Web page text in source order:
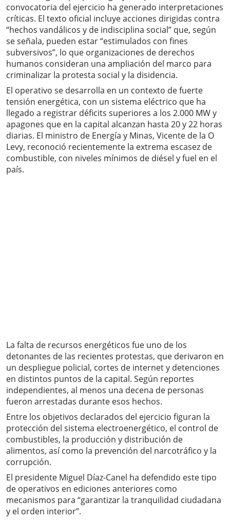
convocatoria del ejercicio ha generado interpretaciones
críticas. El texto oficial incluye acciones dirigidas contra
“hechos vandálicos y de indisciplina social” que, según
se señala, pueden estar “estimulados con fines
subversivos”, lo que organizaciones de derechos
humanos consideran una ampliación del marco para
criminalizar la protesta social y la disidencia.
El operativo se desarrolla en un contexto de fuerte
tensión energética, con un sistema eléctrico que ha
llegado a registrar déficits superiores a los 2.000 MW y
apagones que en la capital alcanzan hasta 20 y 22 horas
diarias. El ministro de Energía y Minas, Vicente de la O
Levy, reconoció recientemente la extrema escasez de
combustible, con niveles mínimos de diésel y fuel en el
país.
La falta de recursos energéticos fue uno de los
detonantes de las recientes protestas, que derivaron en
un despliegue policial, cortes de internet y detenciones
en distintos puntos de la capital. Según reportes
independientes, al menos una decena de personas
fueron arrestadas durante esos hechos.
Entre los objetivos declarados del ejercicio figuran la
protección del sistema electroenergético, el control de
combustibles, la producción y distribución de
alimentos, así como la prevención del narcotráfico y la
corrupción.
El presidente Miguel Díaz-Canel ha defendido este tipo
de operativos en ediciones anteriores como
mecanismos para “garantizar la tranquilidad ciudadana
y el orden interior”.